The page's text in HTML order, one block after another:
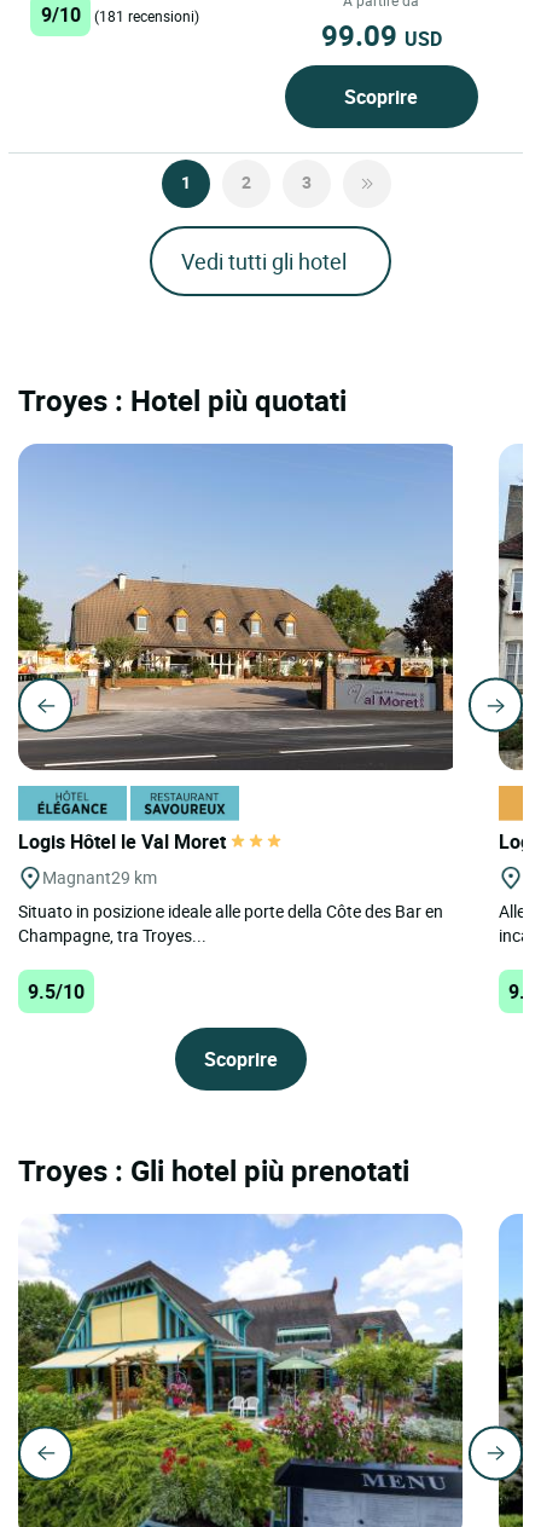
9/10 (181 recensioni) 99.09 USD
Scoprire
1 2 3
Vedi tutti gli hotel
Troyes : Hotel più quotati
Logis Hôtel le Val Moret
Magnant29 km
Situato in posizione ideale alle porte della Côte des Bar en
Champagne, tra Troyes...
9.5/10
Scoprire
Alle
Troyes : Gli hotel più prenotati